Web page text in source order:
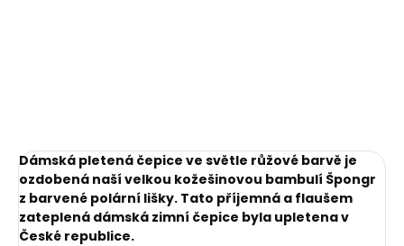
Dámská pletená čepice ve světle růžové barvě je
ozdobená naší velkou kožešinovou bambulí Špongr
z barvené polární lišky. Tato příjemná a flaušem
zateplená dámská zimní čepice byla upletena v
České republice.